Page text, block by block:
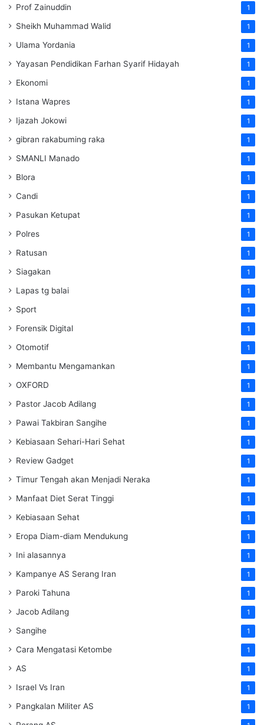
Prof Zainuddin 1
Sheikh Muhammad Walid 1
Ulama Yordania 1
Yayasan Pendidikan Farhan Syarif Hidayah 1
Ekonomi 1
Istana Wapres 1
Ijazah Jokowi 1
gibran rakabuming raka 1
SMANLI Manado 1
Blora 1
Candi 1
Pasukan Ketupat 1
Polres 1
Ratusan 1
Siagakan 1
Lapas tg balai 1
Sport 1
Forensik Digital 1
Otomotif 1
Membantu Mengamankan 1
OXFORD 1
Pastor Jacob Adilang 1
Pawai Takbiran Sangihe 1
Kebiasaan Sehari-Hari Sehat 1
Review Gadget 1
Timur Tengah akan Menjadi Neraka 1
Manfaat Diet Serat Tinggi 1
Kebiasaan Sehat 1
Eropa Diam-diam Mendukung 1
Ini alasannya 1
Kampanye AS Serang Iran 1
Paroki Tahuna 1
Jacob Adilang 1
Sangihe 1
Cara Mengatasi Ketombe 1
AS 1
Israel Vs Iran 1
Pangkalan Militer AS 1